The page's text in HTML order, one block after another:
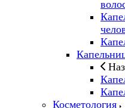
Косметология